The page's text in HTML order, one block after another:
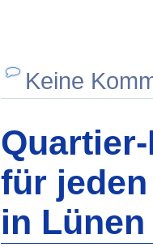
Keine
für
in Lünen